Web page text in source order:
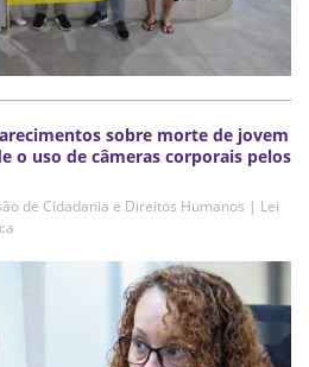
sobre morte de jovem
o uso de câmeras corporais pelos
de Cidadania e Direitos Humanos | Lei